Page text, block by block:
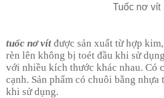
Tuốc nơ vít
tuốc nơ vít được sản xuất từ hợp
rèn lên không bị toét đầu khi sử
với nhiều kích thước khác nhau. Có
cạnh. Sản phẩm có chuôi bằng nhựa
khi sử dụng.